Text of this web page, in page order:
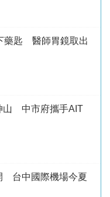
藥匙 醫師胃鏡取出
山 中市府攜手AIT
台中國際機場今夏